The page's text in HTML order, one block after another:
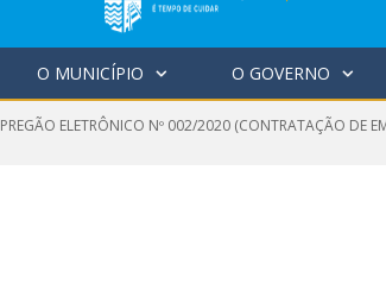
O MUNICÍPIO O GOVERNO
PREGÃO ELETRÔNICO Nº 002/2020 (CONTRATAÇÃO DE